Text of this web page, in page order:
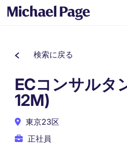
検索に戻る
ECコンサルタ
12M)
東京23区
正社員